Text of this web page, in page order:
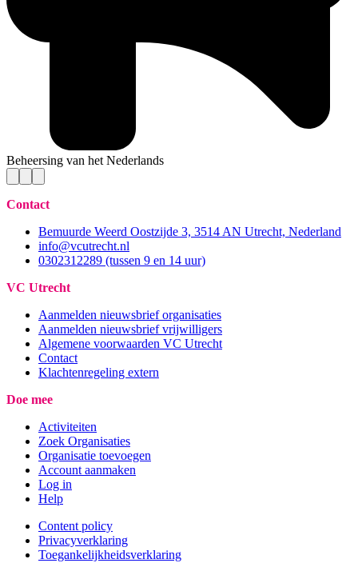
Beheersing van het Nederlands
Contact
Bemuurde Weerd Oostzijde 3, 3514 AN Utrecht, Nederland
info@vcutrecht.nl
0302312289 (tussen 9 en 14 uur)
VC Utrecht
Aanmelden nieuwsbrief organisaties
Aanmelden nieuwsbrief vrijwilligers
Algemene voorwaarden VC Utrecht
Contact
Klachtenregeling extern
Doe mee
Activiteiten
Zoek Organisaties
Organisatie toevoegen
Account aanmaken
Log in
Help
Content policy
Privacyverklaring
Toegankelijkheidsverklaring